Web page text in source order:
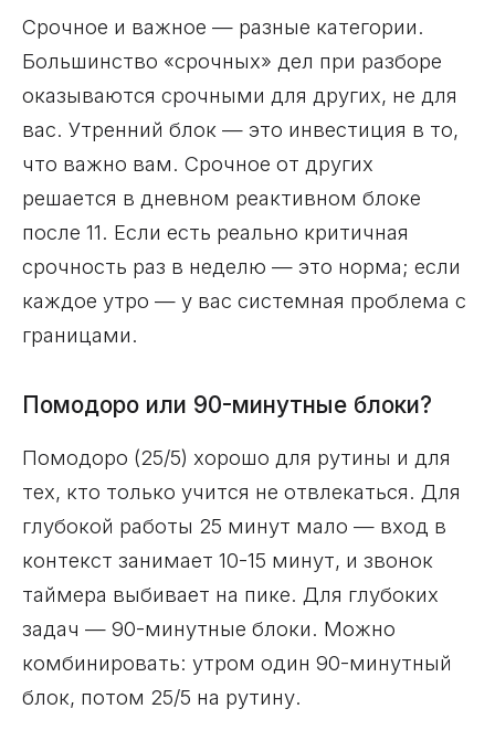
Срочное и важное — разные категории.
Большинство «срочных» дел при разборе
оказываются срочными для других, не для
вас. Утренний блок — это инвестиция в то,
что важно вам. Срочное от других
решается в дневном реактивном блоке
после 11. Если есть реально критичная
срочность раз в неделю — это норма; если
каждое утро — у вас системная проблема с
границами.
Помодоро или 90-минутные блоки?
Помодоро (25/5) хорошо для рутины и для
тех, кто только учится не отвлекаться. Для
глубокой работы 25 минут мало — вход в
контекст занимает 10-15 минут, и звонок
таймера выбивает на пике. Для глубоких
задач — 90-минутные блоки. Можно
комбинировать: утром один 90-минутный
блок, потом 25/5 на рутину.